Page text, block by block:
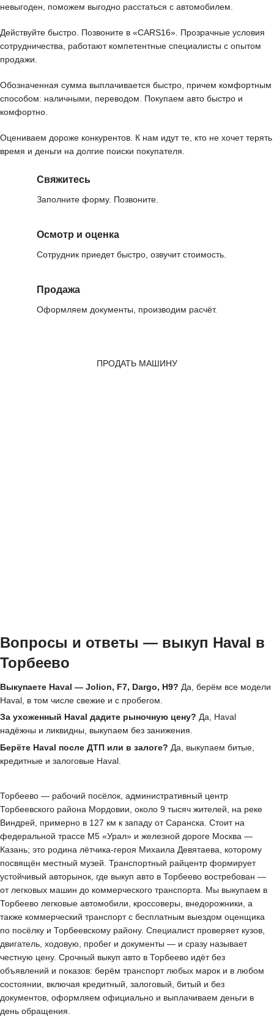
невыгоден, поможем выгодно расстаться с автомобилем.
Действуйте быстро. Позвоните в «CARS16». Прозрачные условия
сотрудничества, работают компетентные специалисты с опытом
продажи.
Обозначенная сумма выплачивается быстро, причем комфортным
способом: наличными, переводом. Покупаем авто быстро и
комфортно.
Оцениваем дороже конкурентов. К нам идут те, кто не хочет терять
время и деньги на долгие поиски покупателя.
Свяжитесь
Заполните форму. Позвоните.
Осмотр и оценка
Сотрудник приедет быстро, озвучит стоимость.
Продажа
Оформляем документы, производим расчёт.
ПРОДАТЬ МАШИНУ
Вопросы и ответы — выкуп Haval в
Торбеево
Выкупаете Haval — Jolion, F7, Dargo, H9? Да, берём все модели
Haval, в том числе свежие и с пробегом.
За ухоженный Haval дадите рыночную цену? Да, Haval
надёжны и ликвидны, выкупаем без занижения.
Берёте Haval после ДТП или в залоге? Да, выкупаем битые,
кредитные и залоговые Haval.
Торбеево — рабочий посёлок, административный центр
Торбеевского района Мордовии, около 9 тысяч жителей, на реке
Виндрей, примерно в 127 км к западу от Саранска. Стоит на
федеральной трассе М5 «Урал» и железной дороге Москва —
Казань; это родина лётчика-героя Михаила Девятаева, которому
посвящён местный музей. Транспортный райцентр формирует
устойчивый авторынок, где выкуп авто в Торбеево востребован —
от легковых машин до коммерческого транспорта. Мы выкупаем в
Торбеево легковые автомобили, кроссоверы, внедорожники, а
также коммерческий транспорт с бесплатным выездом оценщика
по посёлку и Торбеевскому району. Специалист проверяет кузов,
двигатель, ходовую, пробег и документы — и сразу называет
честную цену. Срочный выкуп авто в Торбеево идёт без
объявлений и показов: берём транспорт любых марок и в любом
состоянии, включая кредитный, залоговый, битый и без
документов, оформляем официально и выплачиваем деньги в
день обращения.